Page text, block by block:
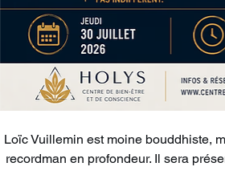
Loïc Vuillemin est moine bouddhiste,
recordman en profondeur. Il sera